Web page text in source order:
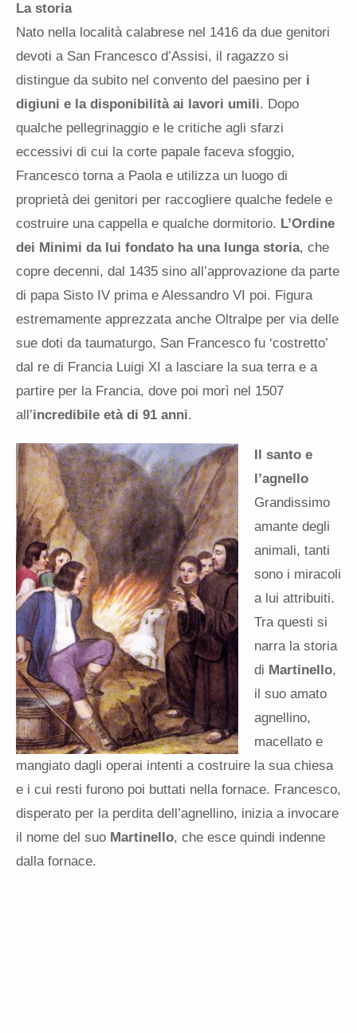
La storia
Nato nella località calabrese nel 1416 da due genitori
devoti a San Francesco d’Assisi, il ragazzo si
distingue da subito nel convento del paesino per i
digiuni e la disponibilità ai lavori umili. Dopo
qualche pellegrinaggio e le critiche agli sfarzi
eccessivi di cui la corte papale faceva sfoggio,
Francesco torna a Paola e utilizza un luogo di
proprietà dei genitori per raccogliere qualche fedele e
costruire una cappella e qualche dormitorio. L’Ordine
dei Minimi da lui fondato ha una lunga storia, che
copre decenni, dal 1435 sino all’approvazione da parte
di papa Sisto IV prima e Alessandro VI poi. Figura
estremamente apprezzata anche Oltralpe per via delle
sue doti da taumaturgo, San Francesco fu ‘costretto’
dal re di Francia Luigi XI a lasciare la sua terra e a
partire per la Francia, dove poi morì nel 1507
all’incredibile età di 91 anni.
Il santo e
l’agnello
Grandissimo
amante degli
animali, tanti
sono i miracoli
a lui attribuiti.
Tra questi si
narra la storia
di Martinello,
il suo amato
agnellino,
macellato e
mangiato dagli operai intenti a costruire la sua chiesa
e i cui resti furono poi buttati nella fornace. Francesco,
disperato per la perdita dell’agnellino, inizia a invocare
il nome del suo Martinello, che esce quindi indenne
dalla fornace.